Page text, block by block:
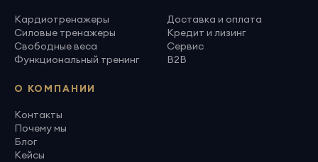
Кардиотренажеры
Силовые тренажеры
Свободные веса
Функциональный тренинг
Доставка и оплата
Кредит и лизинг
Сервис
B2B
О КОМПАНИИ
Контакты
Почему мы
Блог
Кейсы